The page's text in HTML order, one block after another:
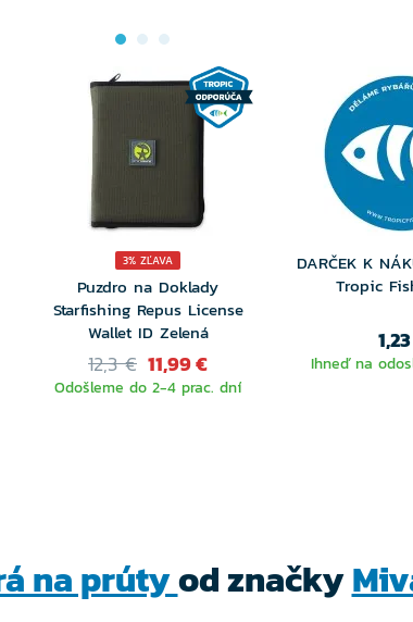
3% ZĽAVA
Puzdro na Doklady
Starfishing Repus License
Wallet ID Zelená
12,3 € 11,99 €
Odošleme do 2-4 prac. dní
DARČEK K
Tropic
Ihneď na
na prútyod značky